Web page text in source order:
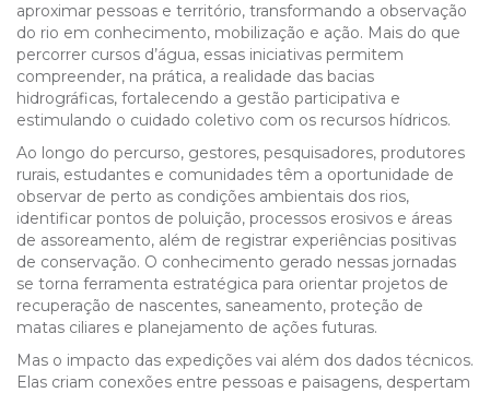
aproximar pessoas e território, transformando a observação
do rio em conhecimento, mobilização e ação. Mais do que
percorrer cursos d’água, essas iniciativas permitem
compreender, na prática, a realidade das bacias
hidrográficas, fortalecendo a gestão participativa e
estimulando o cuidado coletivo com os recursos hídricos.
Ao longo do percurso, gestores, pesquisadores, produtores
rurais, estudantes e comunidades têm a oportunidade de
observar de perto as condições ambientais dos rios,
identificar pontos de poluição, processos erosivos e áreas
de assoreamento, além de registrar experiências positivas
de conservação. O conhecimento gerado nessas jornadas
se torna ferramenta estratégica para orientar projetos de
recuperação de nascentes, saneamento, proteção de
matas ciliares e planejamento de ações futuras.
Mas o impacto das expedições vai além dos dados técnicos.
Elas criam conexões entre pessoas e paisagens, despertam